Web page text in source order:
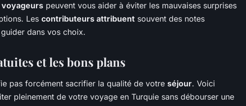
voyageurs peuvent vous aider à éviter les mauvaises surprises
Les contributeurs attribuent souvent des notes
dans vos choix.
et les bons plans
pas forcément sacrifier la qualité de votre séjour. Voici
pleinement de votre voyage en Turquie sans débourser une